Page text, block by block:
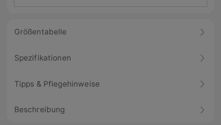
Größentabelle
Spezifikationen
Tipps & Pflegehinweise
Beschreibung